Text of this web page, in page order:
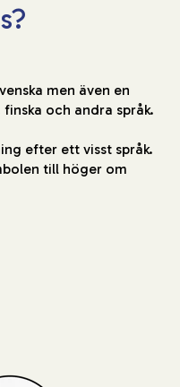
men även en
och andra språk.
efter ett visst språk.
till höger om